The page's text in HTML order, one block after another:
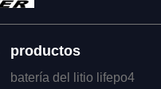
productos
batería del litio lifepo4